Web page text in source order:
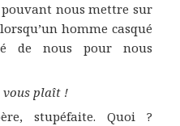
pouvant nous mettre sur
homme casqué
de nous pour nous
vous plaît !
stupéfaite. Quoi ?